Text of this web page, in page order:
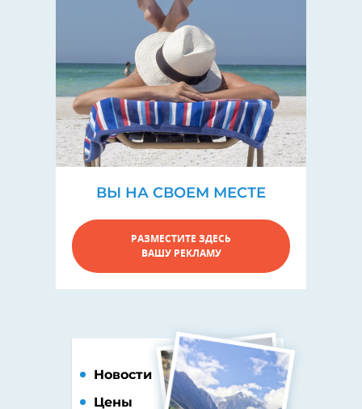
ВЫ НА СВОЕМ МЕСТЕ
РАЗМЕСТИТЕ ЗДЕСЬ
ВАШУ РЕКЛАМУ
Новости
Цены